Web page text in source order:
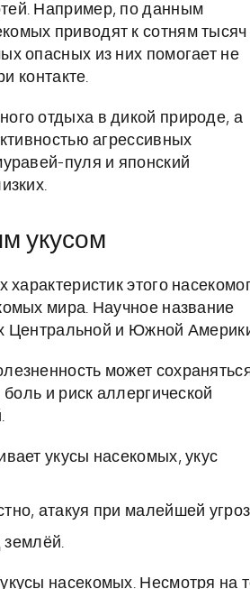
Например, по данным
приводят к сотням тысяч
опасных из них помогает не
контакте.
отдыха в дикой природе, а
агрессивных
пуля и японский
укусом
этого
мира. Научное название
Центральной и Южной
может
и риск аллергической
укусы насекомых, укус
атакуя при малейшей
землёй.
насекомых. Несмотря на